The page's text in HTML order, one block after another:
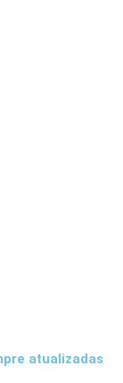
atualizadas